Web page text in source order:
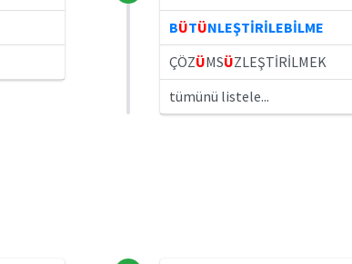
BÜTÜNLEŞTİRİLEBİLME
ÇÖZÜMSÜZLEŞTİRİLMEK
tümünü listele...